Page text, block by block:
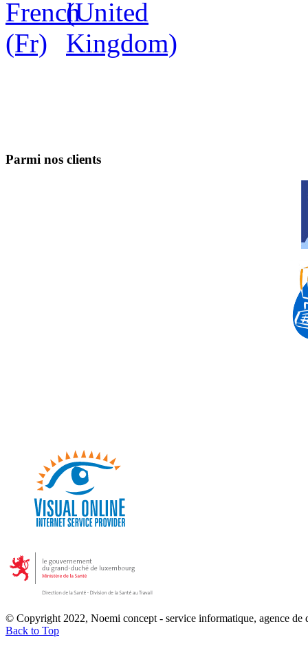
Parmi nos clients
© Copyright 2022, Noemi concept - service informatique, agence
Back to Top